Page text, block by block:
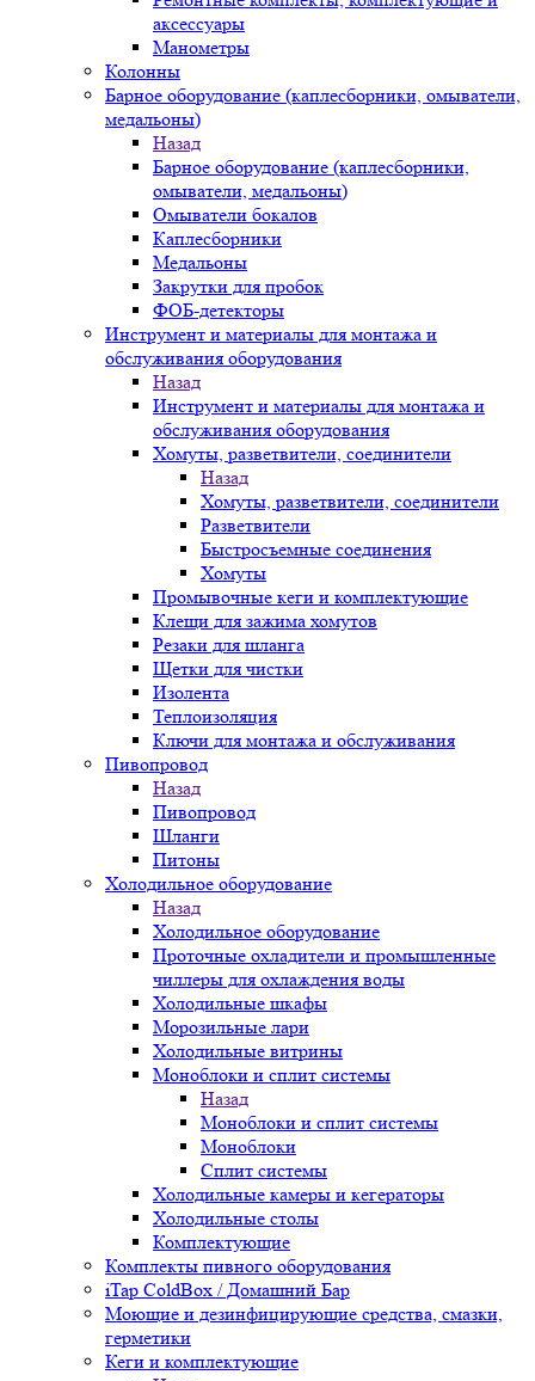
аксессуары
Манометры
Колонны
Барное оборудование (каплесборники, омыватели,
медальоны)
Назад
Барное оборудование (каплесборники,
омыватели, медальоны)
Омыватели бокалов
Каплесборники
Медальоны
Закрутки для пробок
ФОБ-детекторы
Инструмент и материалы для монтажа и
обслуживания оборудования
Назад
Инструмент и материалы для монтажа и
обслуживания оборудования
Хомуты, разветвители, соединители
Назад
Хомуты, разветвители, соединители
Разветвители
Быстросъемные соединения
Хомуты
Промывочные кеги и комплектующие
Клещи для зажима хомутов
Резаки для шланга
Щетки для чистки
Изолента
Теплоизоляция
Ключи для монтажа и обслуживания
Пивопровод
Назад
Пивопровод
Шланги
Питоны
Холодильное оборудование
Назад
Холодильное оборудование
Проточные охладители и промышленные
чиллеры для охлаждения воды
Холодильные шкафы
Морозильные лари
Холодильные витрины
Моноблоки и сплит системы
Назад
Моноблоки и сплит системы
Моноблоки
Сплит системы
Холодильные камеры и кегераторы
Холодильные столы
Комплектующие
Комплекты пивного оборудования
iTap ColdBox / Домашний Бар
Моющие и дезинфицирующие средства, смазки,
герметики
Кеги и комплектующие